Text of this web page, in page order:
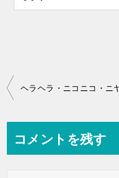
投
ビ
コメントを残す